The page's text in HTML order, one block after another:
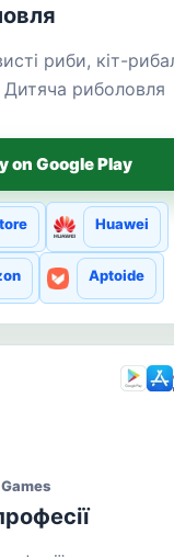
риби, кіт-
Дитяча риболовля
on Google Play
Huawei
Aptoide